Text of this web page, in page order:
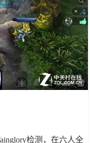
检测，在六人全